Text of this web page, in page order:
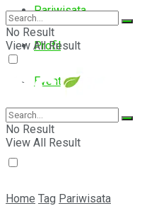
Pariwisata
Profil
Event
E-Magazine
No Result
View All Result
No Result
View All Result
Home Tag Pariwisata